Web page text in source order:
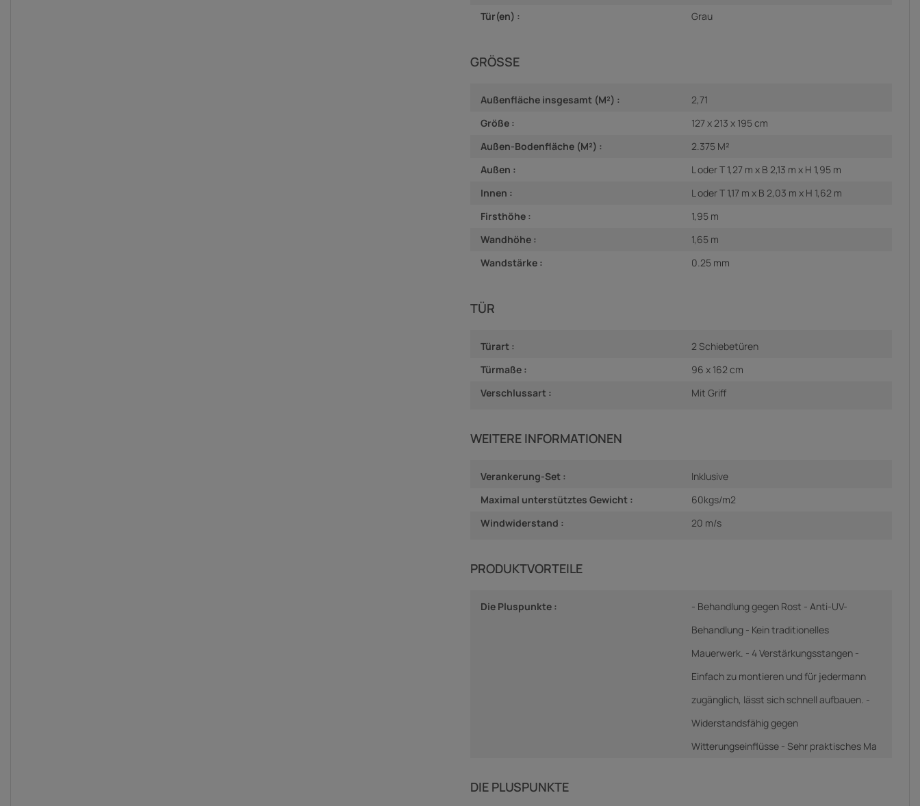
Tür(en) :
Grau
GRÖSSE
Außenfläche insgesamt (M²) :
2,71
Größe :
127 x 213 x 195 cm
Außen-Bodenfläche (M²) :
2.375 M²
Außen :
L oder T 1,27 m x B 2,13 m x H 1,95 m
Innen :
L oder T 1,17 m x B 2,03 m x H 1,62 m
Firsthöhe :
1,95 m
Wandhöhe :
1,65 m
Wandstärke :
0.25 mm
TÜR
Türart :
2 Schiebetüren
Türmaße :
96 x 162 cm
Verschlussart :
Mit Griff
WEITERE INFORMATIONEN
Verankerung-Set :
Inklusive
Maximal unterstütztes Gewicht :
60kgs/m2
Windwiderstand :
20 m/s
PRODUKTVORTEILE
Die Pluspunkte :
- Behandlung gegen Rost - Anti-UV-
Behandlung - Kein traditionelles
Mauerwerk. - 4 Verstärkungsstangen -
Einfach zu montieren und für jedermann
zugänglich, lässt sich schnell aufbauen. -
Widerstandsfähig gegen
Witterungseinflüsse - Sehr praktisches Ma
DIE PLUSPUNKTE